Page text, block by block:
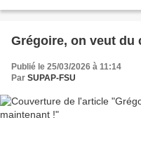
Grégoire, on veut du
Publié le 25/03/2026 à 11:14
Par SUPAP-FSU